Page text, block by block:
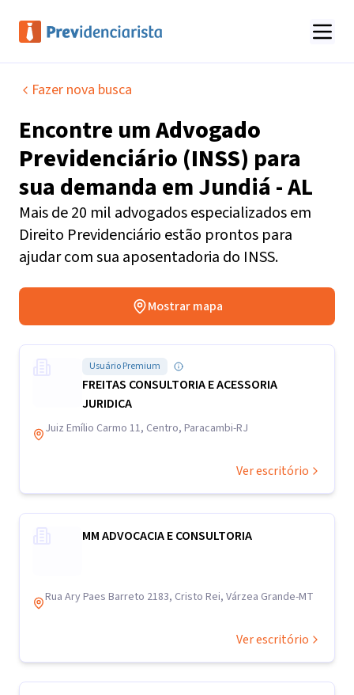
Fazer nova busca
Encontre umAdvogado
Previdenciário (INSS) para
sua demanda emJundiá - AL
Mais de 20 mil advogados especializados em
Direito Previdenciário estão prontos para
ajudar com sua aposentadoria do INSS.
Mostrar mapa
Usuário Premium
FREITAS CONSULTORIA E ACESSORIA
JURIDICA
Juiz Emílio Carmo 11, Centro, Paracambi-RJ
Ver escritório
MM ADVOCACIA E CONSULTORIA
Rua Ary Paes Barreto 2183, Cristo Rei, Várzea Grande-MT
Ver escritório